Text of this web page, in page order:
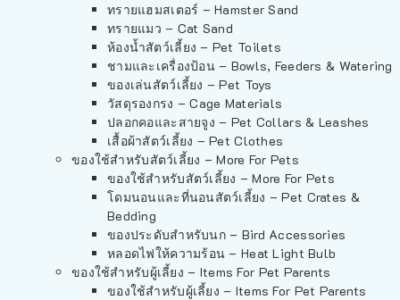
ทรายแฮมสเตอร์ – Hamster Sand
ทรายแมว – Cat Sand
ห้องน้ำสัตว์เลี้ยง – Pet Toilets
ชามและเครื่องป้อน – Bowls, Feeders & Watering
ของเล่นสัตว์เลี้ยง – Pet Toys
วัสดุรองกรง – Cage Materials
ปลอกคอและสายจูง – Pet Collars & Leashes
เสื้อผ้าสัตว์เลี้ยง – Pet Clothes
ของใช้สำหรับสัตว์เลี้ยง – More For Pets
ของใช้สำหรับสัตว์เลี้ยง – More For Pets
โดมนอนและที่นอนสัตว์เลี้ยง – Pet Crates &
Bedding
ของประดับสำหรับนก – Bird Accessories
หลอดไฟให้ความร้อน – Heat Light Bulb
ของใช้สำหรับผู้เลี้ยง – Items For Pet Parents
ของใช้สำหรับผู้เลี้ยง – Items For Pet Parents